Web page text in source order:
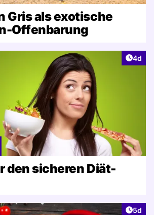
Gris als exotische
Offenbarung
4d
den sicheren Diät-
5d